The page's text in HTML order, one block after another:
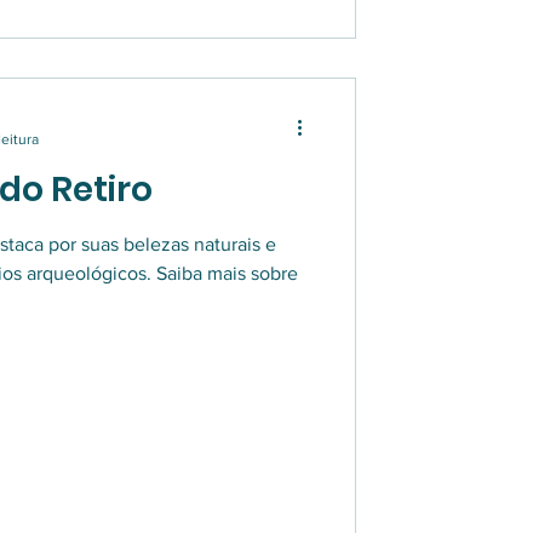
Retiro
por suas belezas naturais e
arqueológicos. Saiba mais sobre